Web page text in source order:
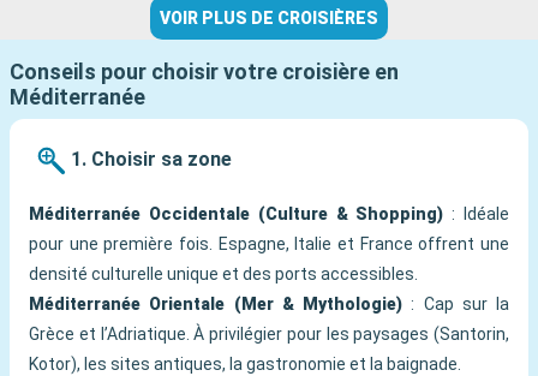
VOIR PLUS DE CROISIÈRES
Conseils pour choisir votre croisière en
Méditerranée
1. Choisir sa zone
Méditerranée Occidentale (Culture & Shopping) : Idéale
pour une première fois. Espagne, Italie et France offrent une
densité culturelle unique et des ports accessibles.
Méditerranée Orientale (Mer & Mythologie) : Cap sur la
Grèce et l’Adriatique. À privilégier pour les paysages (Santorin,
Kotor), les sites antiques, la gastronomie et la baignade.